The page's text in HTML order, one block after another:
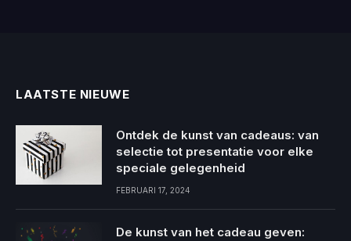
LAATSTE NIEUWE
Ontdek de kunst van cadeaus: van
selectie tot presentatie voor elke
speciale gelegenheid
FEBRUARI 17, 2024
De kunst van het cadeau geven: